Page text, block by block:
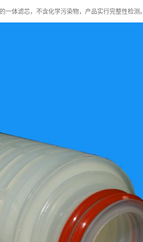
体滤芯，不含化学污染物，产品实行完整性检测。